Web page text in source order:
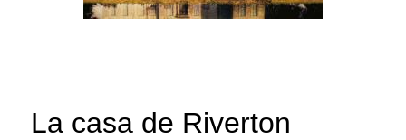
La casa de Riverton